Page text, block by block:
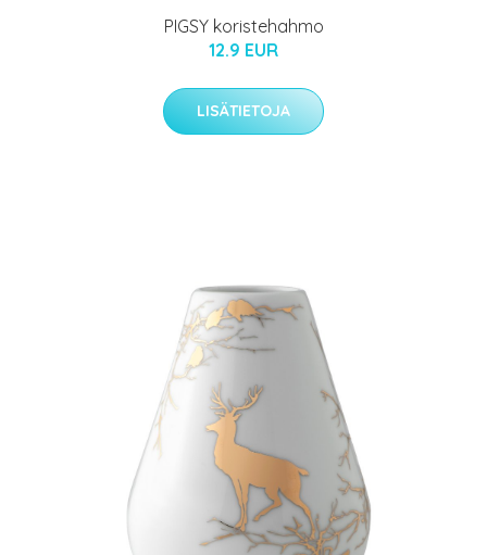
PIGSY koristehahmo
12.9 EUR
LISÄTIETOJA